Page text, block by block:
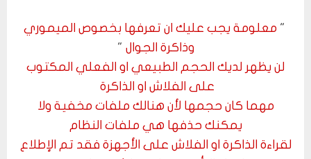
" معلومة يجب عليك ان تعرفها بخصوص الميموري
وذاكرة الجوال "
لن يظهر لديك الحجم الطبيعي او الفعلي المكتوب
على الفلاش او الذاكرة
مهما كان حجمها لأن هنالك ملفات مخفية ولا
يمكنك حذفها هي ملفات النظام
لقراءة الذاكرة او الفلاش على الأجهزة فقد تم الإطلاع